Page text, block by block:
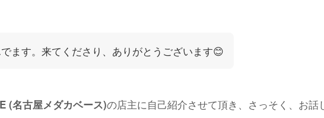
ます。来てくださり、ありがとうございます😊
(名古屋メダカベース)の店主に自己紹介させて頂き、さっそく、お話